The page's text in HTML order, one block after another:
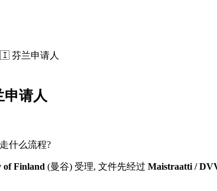
芬兰申请人
申请人
什么流程?
of Finland (曼谷) 受理, 文件先经过 Maistraatti /